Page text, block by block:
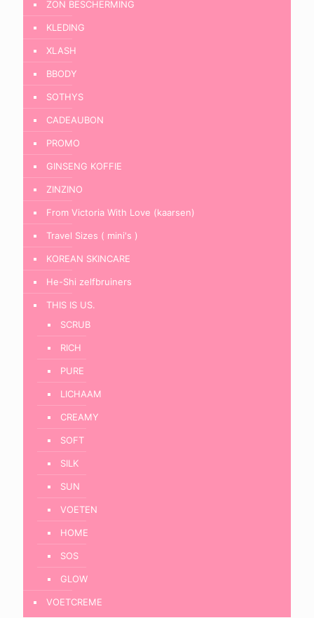
ZON BESCHERMING
KLEDING
XLASH
BBODY
SOTHYS
CADEAUBON
PROMO
GINSENG KOFFIE
ZINZINO
From Victoria With Love (kaarsen)
Travel Sizes ( mini's )
KOREAN SKINCARE
He-Shi zelfbruiners
THIS IS US.
SCRUB
RICH
PURE
LICHAAM
CREAMY
SOFT
SILK
SUN
VOETEN
HOME
SOS
GLOW
VOETCREME